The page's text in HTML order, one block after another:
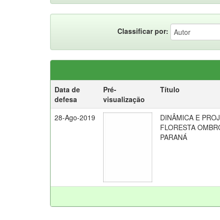
Classificar por:
Data de
defesa
Pré-
visualização
Título
28-Ago-2019
DINÂMICA E
FLORESTA
PARANÁ